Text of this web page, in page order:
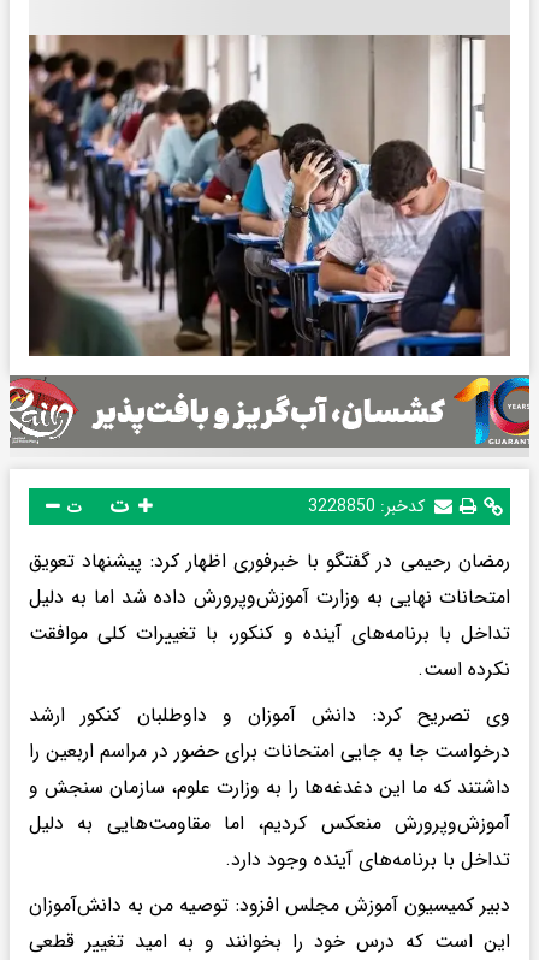
کدخبر: 3228850 ت
رمضان رحیمی در گفتگو با خبرفوری اظهار کرد: پیشنهاد تعویق
امتحانات نهایی به وزارت آموزش‌وپرورش داده شد اما به دلیل
تداخل با برنامه‌های آینده و کنکور، با تغییرات کلی موافقت
نکرده است.
وی تصریح کرد: دانش آموزان و داوطلبان کنکور ارشد
درخواست جا به جایی امتحانات برای حضور در مراسم اربعین را
داشتند که ما این دغدغه‌ها را به وزارت علوم، سازمان سنجش و
آموزش‌وپرورش منعکس کردیم، اما مقاومت‌هایی به دلیل
تداخل با برنامه‌های آینده وجود دارد.
دبیر کمیسیون آموزش مجلس افزود: توصیه من به دانش‌آموزان
این است که درس خود را بخوانند و به امید تغییر قطعی